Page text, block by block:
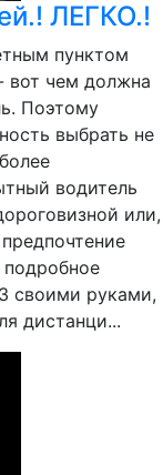
ЛЕГКО.!
пунктом
вот чем должна
Поэтому
выбрать не
водитель
или,
подробное
своими руками,
дистанци...